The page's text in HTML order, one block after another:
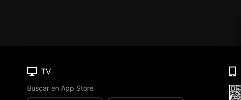
TV
Buscar en App Store